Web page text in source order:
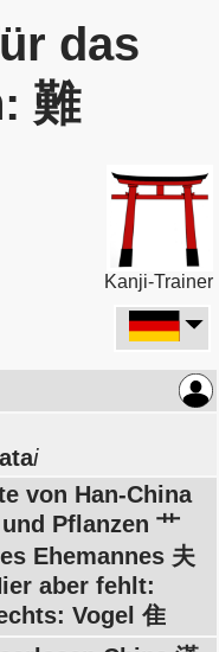
das
難
Kanji-Trainer
i
von Han-China
Pflanzen 艹
Ehemannes 夫
aber fehlt:
Vogel 隹